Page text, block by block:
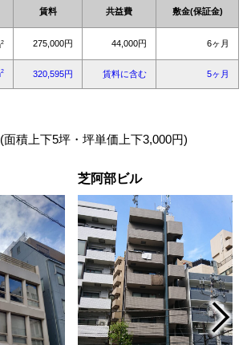
(面積上下5坪・坪単価上下3,000円)